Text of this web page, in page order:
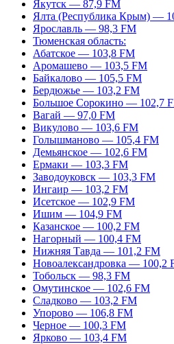
Якутск — 87,9 FM
Ялта (Республика Крым) —
Ярославль — 98,3 FM
Тюменская область:
Абатское — 103,8 FM
Аромашево — 103,5 FM
Байкалово — 105,5 FM
Бердюжье — 103,2 FM
Большое Сорокино — 102,7
Вагай — 97,0 FM
Викулово — 103,6 FM
Голышманово — 105,4 FM
Демьянское — 102,6 FM
Ермаки — 103,3 FM
Заводоуковск — 103,3 FM
Ингаир — 103,2 FM
Исетское — 102,9 FM
Ишим — 104,9 FM
Казанское — 100,2 FM
Нагорный — 100,4 FM
Нижняя Тавда — 101,2 FM
Новоалександровка — 100,2
Тобольск — 98,3 FM
Омутинское — 102,6 FM
Сладково — 103,2 FM
Упорово — 106,8 FM
Черное — 100,3 FM
Ярково — 103,4 FM